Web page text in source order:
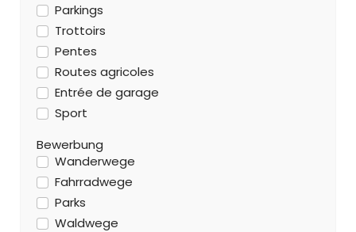
Parkings
Trottoirs
Pentes
Routes agricoles
Entrée de garage
Sport
Bewerbung
Wanderwege
Fahrradwege
Parks
Waldwege